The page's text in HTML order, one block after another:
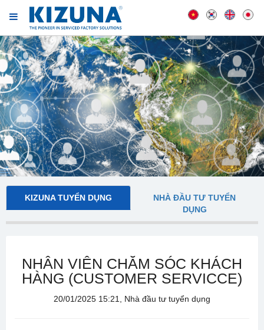
KIZUNA TUYỂN DỤNG
NHÀ ĐẦU TƯ TUYỂN
DỤNG
NHÂN VIÊN CHĂM SÓC KHÁCH
HÀNG (CUSTOMER SERVICCE)
20/01/2025 15:21, Nhà đầu tư tuyển dụng